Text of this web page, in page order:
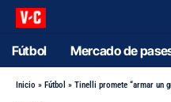
Fútbol Mercado de
Inicio » Fútbol » Tinelli promete “armar un